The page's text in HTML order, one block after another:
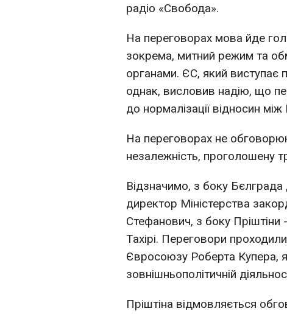
радіо «Свобода».
На переговорах мова йде
зокрема, митний режим та
органами. ЄС, який виступає
однак, висловив надію, що
до нормалізації відносин
На переговорах не
незалежність, проголошену
Відзначимо, з боку
директор Міністерства
Стефанович, з боку Пріштіни
Тахірі. Переговори
Євросоюзу Роберта Купера,
зовнішньополітичній
Пріштіна відмовляється